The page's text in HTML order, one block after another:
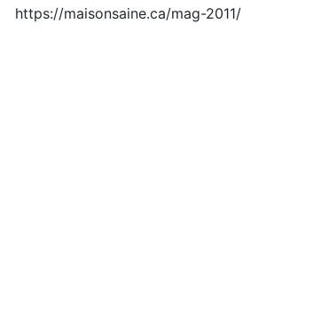
Fichier introuvable 404
https://maisonsaine.ca/mag-2011/